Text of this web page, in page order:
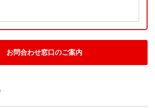
お問合わせ窓口のご案内